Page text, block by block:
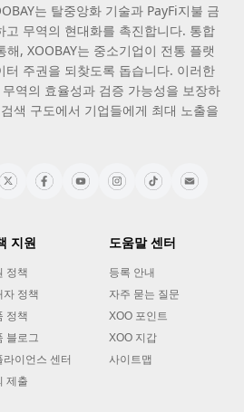
는 탈중앙화 기술과 PayFi지불 금
고 무역의 현대화를 촉진합니다. 통합
, XOOBAY는 중소기업이 전통 플랫
터 주권을 되찾도록 돕습니다. 이러한
무역의 효율성과 검증 가능성을 보장하
색 구도에서 기업들에게 최대 노출을
지원
정책
자 정책
정책
블로그
라이언스 센터
제출
도움말 센터
등록 안내
자주 묻는 질문
XOO 포인트
XOO 지갑
사이트맵